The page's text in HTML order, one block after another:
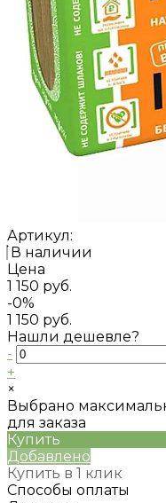
Артикул:
В наличии
Цена
1 150 руб.
-0%
1 150 руб.
Нашли дешевле?
-
+
×
Выбрано
для заказа
Купить
Добавлено
Купить в 1 клик
Способы оплаты